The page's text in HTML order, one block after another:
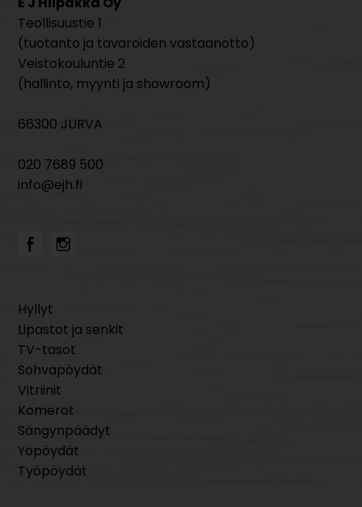
Teollisuustie 1
(tuotanto ja tavaroiden vastaanotto)
Veistokouluntie 2
(hallinto, myynti ja showroom)
66300 JURVA
020 7689 500
info@ejh.fi
Hyllyt
Lipastot ja senkit
TV-tasot
Sohvapöydät
Vitriinit
Komerot
Sängynpäädyt
Yöpöydät
Työpöydät